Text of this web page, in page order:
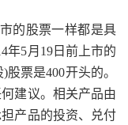
的股票一样都是具
年5月19日前上市的
票是400开头的。
建议。相关产品由
产品的投资、兑付